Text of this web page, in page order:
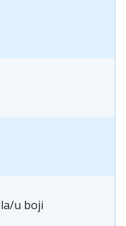
u boji